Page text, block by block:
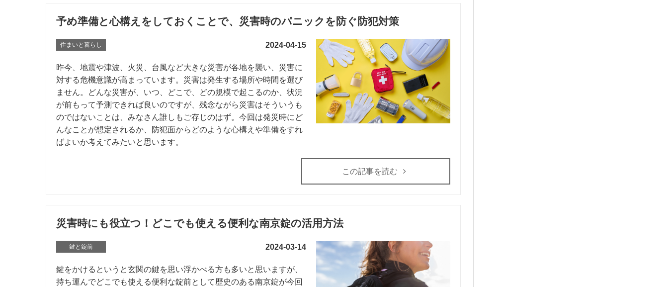
予め準備と心構えをしておくことで、災害時のパニックを防ぐ防犯対策
住まいと暮らし 2024-04-15
昨今、地震や津波、火災、台風など大きな災害が各地を襲い、災害に
対する危機意識が高まっています。災害は発生する場所や時間を選び
ません。どんな災害が、いつ、どこで、どの規模で起こるのか、状況
が前もって予測できれば良いのですが、残念ながら災害はそういうも
のではないことは、みなさん誰しもご存じのはず。今回は発災時にど
んなことが想定されるか、防犯面からどのような心構えや準備をすれ
ばよいか考えてみたいと思います。
この記事を読む
災害時にも役立つ！どこでも使える便利な南京錠の活用方法
鍵と錠前 2024-03-14
鍵をかけるというと玄関の鍵を思い浮かべる方も多いと思いますが、
持ち運んでどこでも使える便利な錠前として歴史のある南京錠が今回